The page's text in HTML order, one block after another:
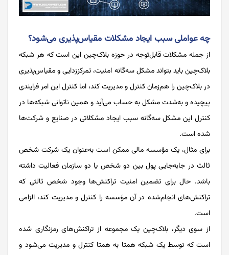
چه عواملی سبب ایجاد مشکلات مقیاس‌پذیری می‌شود؟
از جمله مشکلات قابل‌توجه در حوزه بلاک‌چین این است که هر شبکه
بلاک‌چین باید بتواند مشکل سه‌گانه امنیت، تمرکززدایی و مقیاس‌پذیری
در بلاک‌چین را هم‌زمان کنترل و مدیریت کند، اما کنترل این امر فرایندی
پیچیده و به‌شدت مشکل به حساب می‌آید و همین ناتوانی شبکه‌ها در
کنترل این مشکل سه‌گانه سبب ایجاد مشکلاتی در صنایع و شرکت‌ها
شده است.
برای مثال، یک مؤسسه مالی ممکن است به‌عنوان یک شرکت شخص
ثالث در جابه‌جایی پول بین دو شخص یا دو سازمان فعالیت داشته
باشد. حال برای تضمین امنیت تراکنش‌ها وجود شخص ثالثی که
تراکنش‌های انجام‌شده در آن مؤسسه را کنترل و مدیریت کند، الزامی
است.
از سوی دیگر، بلاک‌چین یک مجموعه از تراکنش‌های رمزنگاری شده
است که توسط یک شبکه همتا به همتا کنترل و مدیریت می‌شود و